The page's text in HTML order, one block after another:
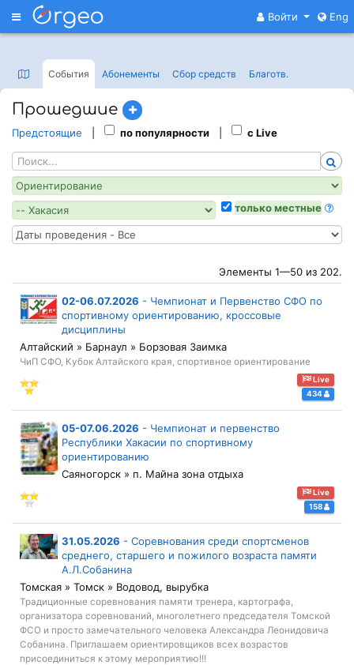
Меню Войти Eng
События Абонементы Сбор средств Благотв.
Прошедшие
Предстоящие по популярности с Live
только местные
Элементы 1—50 из 202.
02-06.07.2026 - Чемпионат и Первенство СФО по
спортивному ориентированию, кроссовые
дисциплины
Алтайский » Барнаул » Борзовая Заимка
ЧиП СФО, Кубок Алтайского края, спортивное ориентирование
Live
434
05-07.06.2026 - Чемпионат и первенство
Республики Хакасии по спортивному
ориентированию
Саяногорск » п. Майна зона отдыха
Live
158
31.05.2026 - Соревнования среди спортсменов
среднего, старшего и пожилого возраста памяти
А.Л.Собанина
Томская » Томск » Водовод, вырубка
Традиционные соревнования памяти тренера, картографа,
организатора соревнований, многолетнего председателя Томской
ФСО и просто замечательного человека Александра Леонидовича
Собанина. Приглашаем ориентировщиков всех возрастов
присоединиться к этому мероприятию!!!